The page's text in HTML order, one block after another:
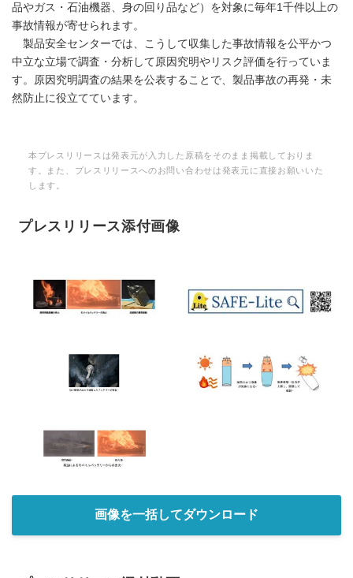
品やガス・石油機器、身の回り品など）を対象に毎年1千件以上の
事故情報が寄せられます。
製品安全センターでは、こうして収集した事故情報を公平かつ
中立な立場で調査・分析して原因究明やリスク評価を行っていま
す。原因究明調査の結果を公表することで、製品事故の再発・未
然防止に役立てています。
本プレスリリースは発表元が入力した原稿をそのまま掲載しておりま
す。また、プレスリリースへのお問い合わせは発表元に直接お願いいた
します。
プレスリリース添付画像
画像を一括してダウンロード